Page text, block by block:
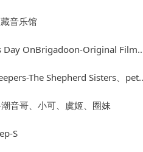
音乐馆
OnBrigadoon-Original Film Soundtrack
The Shepherd Sisters、peter marshall
音哥、小可、虞姬、圈妹
S